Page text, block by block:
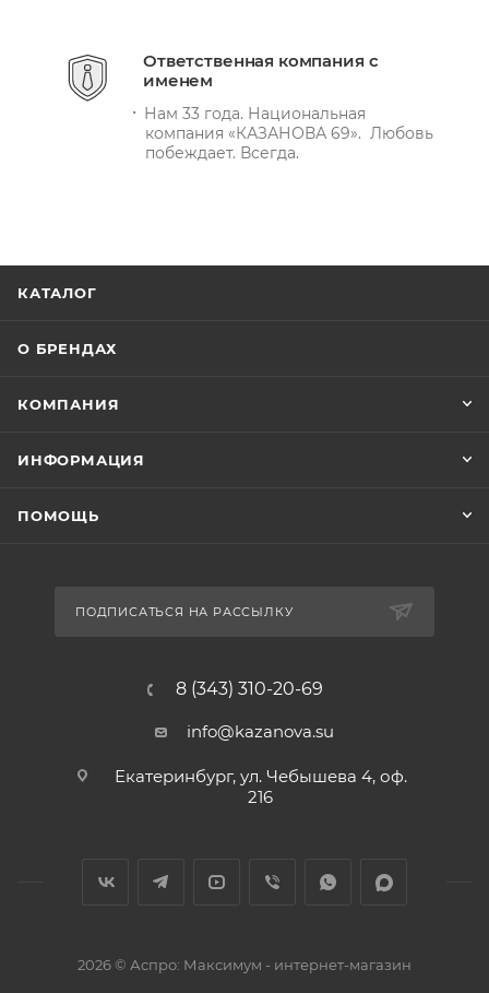
Ответственная компания с
именем
Нам 33 года. Национальная
компания «КАЗАНОВА 69». Любовь
побеждает. Всегда.
КАТАЛОГ
О БРЕНДАХ
КОМПАНИЯ
ИНФОРМАЦИЯ
ПОМОЩЬ
ПОДПИСАТЬСЯ НА РАССЫЛКУ
8 (343) 310-20-69
info@kazanova.su
Екатеринбург, ул. Чебышева 4, оф.
216
2026 © Аспро: Максимум - интернет-магазин